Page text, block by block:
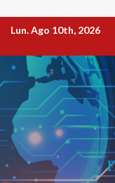
Lun. Ago 10th, 2026